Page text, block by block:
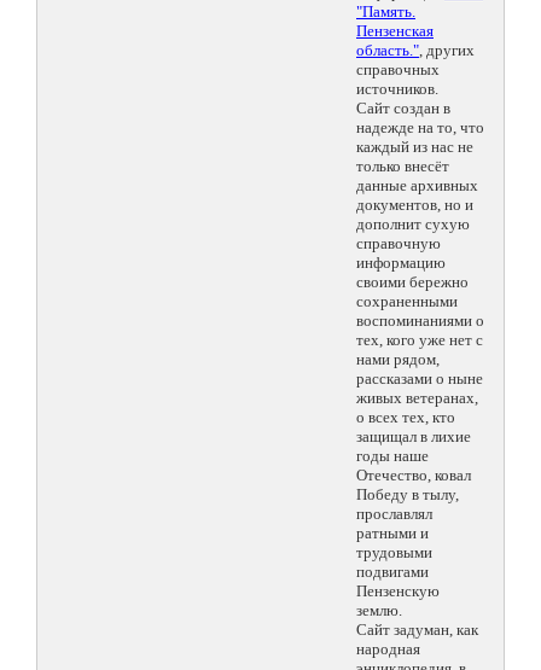
"Память.
Пензенская
область.", других
справочных
источников.
Сайт создан в
надежде на то, что
каждый из нас не
только внесёт
данные архивных
документов, но и
дополнит сухую
справочную
информацию
своими бережно
сохраненными
воспоминаниями о
тех, кого уже нет с
нами рядом,
рассказами о ныне
живых ветеранах,
о всех тех, кто
защищал в лихие
годы наше
Отечество, ковал
Победу в тылу,
прославлял
ратными и
трудовыми
подвигами
Пензенскую
землю.
Сайт задуман, как
народная